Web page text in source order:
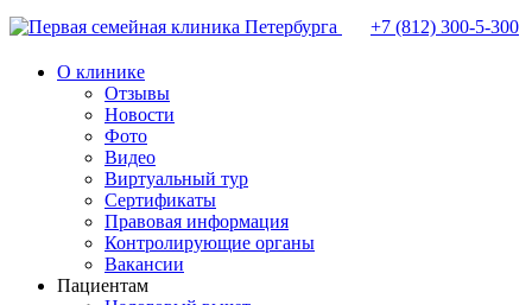
+7 (812) 300-5-300
О клинике
Отзывы
Новости
Фото
Видео
Виртуальный тур
Сертификаты
Правовая информация
Контролирующие органы
Вакансии
Пациентам